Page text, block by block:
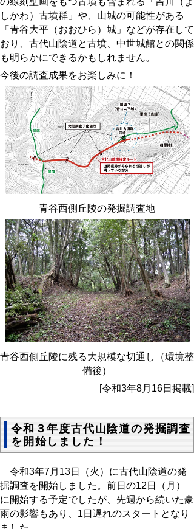
しかわ）古墳群」や、山城の可能性がある
「青谷大平（おおひら）城」などが存在して
おり、古代山陰道と古墳、中世城館との関係
も明らかにできるかもしれません。
今後の調査成果をお楽しみに！
青谷西側丘陵の発掘調査地
青谷西側丘陵に残る大規模な切通し（環境整
備後）
[令和3年8月16日掲載]
令和３年度古代山陰道の発掘調査
を開始しました！
令和3年7月13日（火）に古代山陰道の発
掘調査を開始しました。前日の12日（月）
に開始する予定でしたが、先週から続いた豪
雨の影響もあり、1日遅れのスタートとなり